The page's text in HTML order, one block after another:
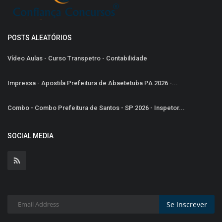
POSTS ALEATÓRIOS
Vídeo Aulas - Curso Transpetro - Contabilidade
Impressa - Apostila Prefeitura de Abaetetuba PA 2026 -...
Combo - Combo Prefeitura de Santos - SP 2026 - Inspetor...
SOCIAL MEDIA
Se Inscrever